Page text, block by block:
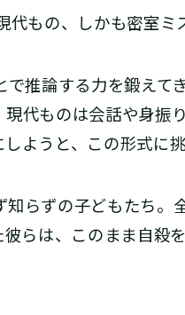
もの、しかも密室ミ
推論する力を鍛えて
代ものは会話や身振
ようと、この形式に挑
らずの子どもたち。
らは、このまま自殺